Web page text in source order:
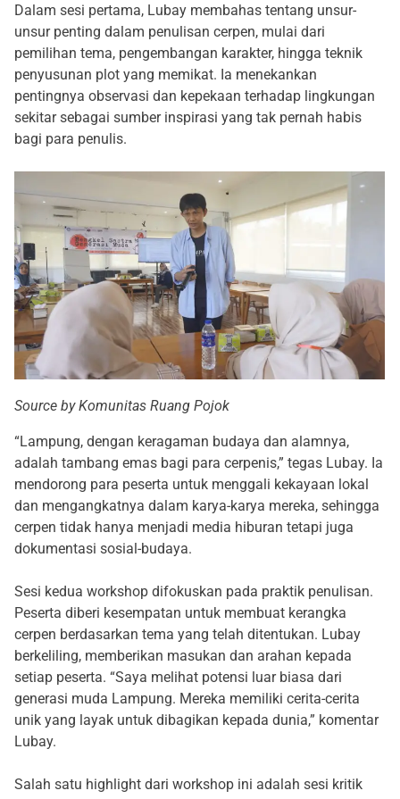
Dalam sesi pertama, Lubay membahas tentang unsur-
unsur penting dalam penulisan cerpen, mulai dari
pemilihan tema, pengembangan karakter, hingga teknik
penyusunan plot yang memikat. Ia menekankan
pentingnya observasi dan kepekaan terhadap lingkungan
sekitar sebagai sumber inspirasi yang tak pernah habis
bagi para penulis.
Source by Komunitas Ruang Pojok
“Lampung, dengan keragaman budaya dan alamnya,
adalah tambang emas bagi para cerpenis,” tegas Lubay. Ia
mendorong para peserta untuk menggali kekayaan lokal
dan mengangkatnya dalam karya-karya mereka, sehingga
cerpen tidak hanya menjadi media hiburan tetapi juga
dokumentasi sosial-budaya.
Sesi kedua workshop difokuskan pada praktik penulisan.
Peserta diberi kesempatan untuk membuat kerangka
cerpen berdasarkan tema yang telah ditentukan. Lubay
berkeliling, memberikan masukan dan arahan kepada
setiap peserta. “Saya melihat potensi luar biasa dari
generasi muda Lampung. Mereka memiliki cerita-cerita
unik yang layak untuk dibagikan kepada dunia,” komentar
Lubay.
Salah satu highlight dari workshop ini adalah sesi kritik